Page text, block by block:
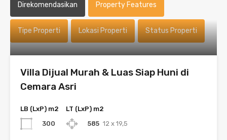
Direkomendasikan Property Features
Tipe Properti Lokasi Properti Status Properti
Villa Dijual Murah & Luas Siap Huni di
Cemara Asri
LB (LxP) m2
300
LT (LxP) m2
585 12 x 19,5